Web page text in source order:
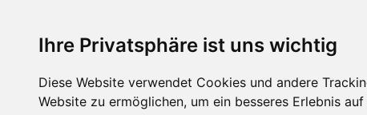
Ihre Privatsphäre ist uns wichtig
Diese Website verwendet Cookies und andere
Website zu ermöglichen, um ein besseres Erlebnis